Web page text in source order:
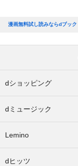
漫画無料試し読みならdブック
dショッピング
dミュージック
Lemino
dヒッツ